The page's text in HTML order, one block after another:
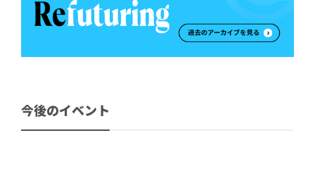
今後のイベント